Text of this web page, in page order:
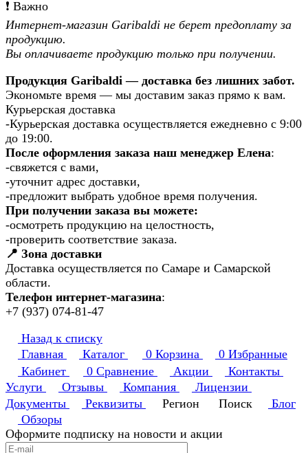
❗️ Важно
Интернет-магазин Garibaldi не берет предоплату за
продукцию.
Вы оплачиваете продукцию только при получении.
Продукция Garibaldi — доставка без лишних забот.
Экономьте время — мы доставим заказ прямо к вам.
Курьерская доставка
-Курьерская доставка осуществляется ежедневно с 9:00
до 19:00.
После оформления заказа наш менеджер Елена:
-свяжется с вами,
-уточнит адрес доставки,
-предложит выбрать удобное время получения.
При получении заказа вы можете:
-осмотреть продукцию на целостность,
-проверить соответствие заказа.
📍 Зона доставки
Доставка осуществляется по Самаре и Самарской
области.
Телефон интернет-магазина:
+7 (937) 074-81-47
Назад к списку
Главная
Каталог 0 Корзина 0 Избранные
Кабинет
0 Сравнение Акции
Контакты
Услуги
Отзывы Компания
Лицензии
Документы
Реквизиты Регион Поиск
Блог
Обзоры
Оформите подписку на новости и акции